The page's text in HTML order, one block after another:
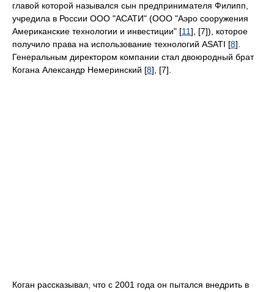
главой которой назывался сын предпринимателя Филипп,
учредила в России ООО "АСАТИ" (ООО "Аэро сооружения
Американские технологии и инвестиции" [11], [7]), которое
получило права на использование технологий ASATI [8].
Генеральным директором компании стал двоюродный брат
Когана Александр Немеринский [8], [7].
Коган рассказывал, что с 2001 года он пытался внедрить в